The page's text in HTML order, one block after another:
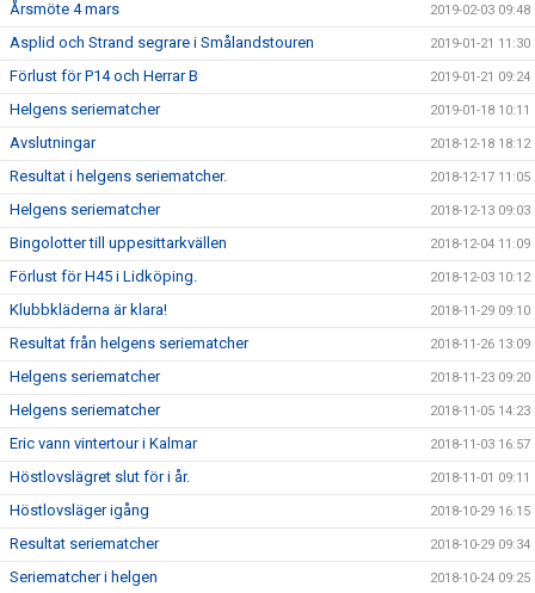
Årsmöte 4 mars 2019-02-03 09:48
Asplid och Strand segrare i Smålandstouren 2019-01-21 11:30
Förlust för P14 och Herrar B 2019-01-21 09:24
Helgens seriematcher 2019-01-18 10:11
Avslutningar 2018-12-18 18:12
Resultat i helgens seriematcher. 2018-12-17 11:05
Helgens seriematcher 2018-12-13 09:03
Bingolotter till uppesittarkvällen 2018-12-04 11:09
Förlust för H45 i Lidköping. 2018-12-03 10:12
Klubbkläderna är klara! 2018-11-29 09:10
Resultat från helgens seriematcher 2018-11-26 13:09
Helgens seriematcher 2018-11-23 09:20
Helgens seriematcher 2018-11-05 14:23
Eric vann vintertour i Kalmar 2018-11-03 16:57
Höstlovslägret slut för i år. 2018-11-01 09:11
Höstlovsläger igång 2018-10-29 16:15
Resultat seriematcher 2018-10-29 09:34
Seriematcher i helgen 2018-10-24 09:25